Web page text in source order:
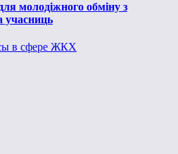
молодіжного обміну з
учасниць
в сфере ЖКХ